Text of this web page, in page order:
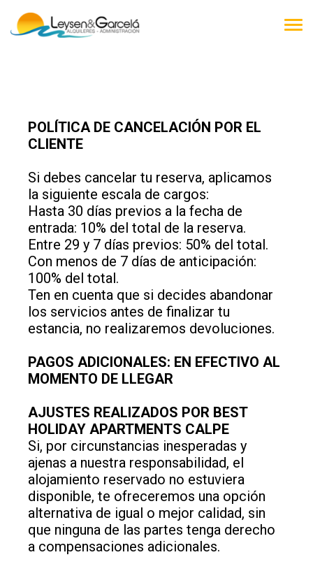
POLÍTICA DE CANCELACIÓN POR EL
CLIENTE
Si debes cancelar tu reserva, aplicamos
la siguiente escala de cargos:
Hasta 30 días previos a la fecha de
entrada: 10% del total de la reserva.
Entre 29 y 7 días previos: 50% del total.
Con menos de 7 días de anticipación:
100% del total.
Ten en cuenta que si decides abandonar
los servicios antes de finalizar tu
estancia, no realizaremos devoluciones.
PAGOS ADICIONALES: EN EFECTIVO AL
MOMENTO DE LLEGAR
AJUSTES REALIZADOS POR BEST
HOLIDAY APARTMENTS CALPE
Si, por circunstancias inesperadas y
ajenas a nuestra responsabilidad, el
alojamiento reservado no estuviera
disponible, te ofreceremos una opción
alternativa de igual o mejor calidad, sin
que ninguna de las partes tenga derecho
a compensaciones adicionales.